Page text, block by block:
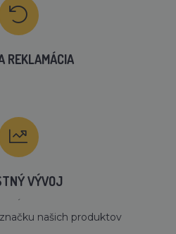
REKLAMÁCIA
VÝVOJ
´
našich produktov